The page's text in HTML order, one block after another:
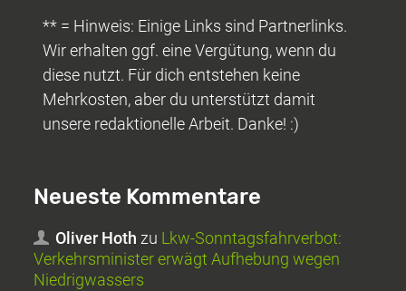
** = Hinweis: Einige Links sind Partnerlinks.
Wir erhalten ggf. eine Vergütung, wenn du
diese nutzt. Für dich entstehen keine
Mehrkosten, aber du unterstützt damit
unsere redaktionelle Arbeit. Danke! :)
Neueste Kommentare
Oliver Hoth zu Lkw-Sonntagsfahrverbot:
Verkehrsminister erwägt Aufhebung wegen
Niedrigwassers